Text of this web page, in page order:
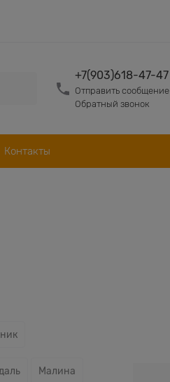
+7(903)618-47-47
Отправить сообщение
Обратный звонок
Контакты
Малина